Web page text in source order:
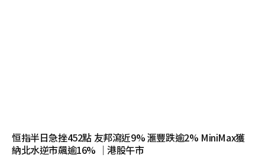
恒指半日急挫452點 友邦瀉近9% 滙豐跌逾2% MiniMax獲
納北水逆市飆逾16% ｜港股午市